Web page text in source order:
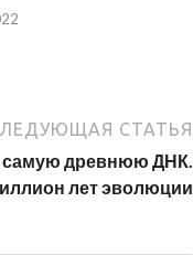
СТАТЬЯ
самую древнюю ДНК.
лет эволюции